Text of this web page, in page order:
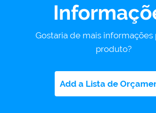
Gostaria de mais informações
produto?
Add a Lista de